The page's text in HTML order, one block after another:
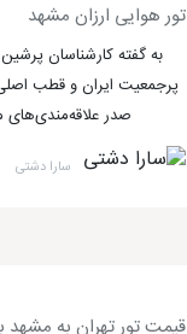
تور هوایی ارزان مشهد
به گفته کارشناسان
پرجمعیت ایران و قطب
صدر علاقه‌مندی‌های
سارا دشتی
قیمت تور تهران به مشهد